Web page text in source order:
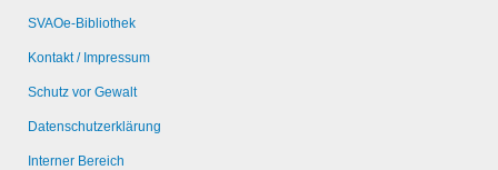
SVAOe-Bibliothek
Kontakt / Impressum
Schutz vor Gewalt
Datenschutzerklärung
Interner Bereich